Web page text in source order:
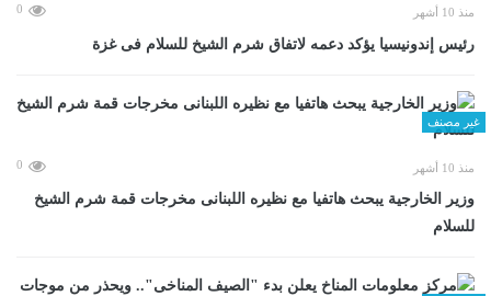
منذ 10 أشهر 0
رئيس إندونيسيا يؤكد دعمه لاتفاق شرم الشيخ للسلام فى غزة
غير مصنف
منذ 10 أشهر 0
وزير الخارجية يبحث هاتفيا مع نظيره اللبنانى مخرجات قمة شرم الشيخ
للسلام